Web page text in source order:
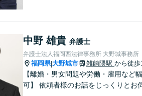
中野 雄貴 弁護士
弁護士法人福岡西法律事務所 大野城事務所
福岡県|大野城市 雑餉隈駅 から徒歩
【離婚・男女問題や労働・雇用な
可】 依頼者様のお話をじっくりとお